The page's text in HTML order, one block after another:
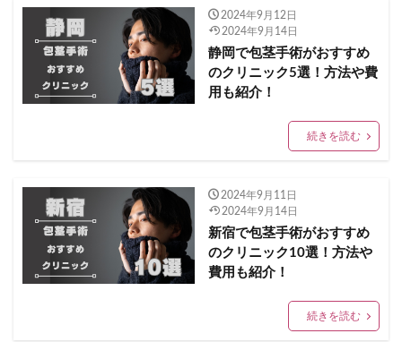
2024年9月12日
2024年9月14日
静岡で包茎手術がおすすめ
のクリニック5選！方法や費
用も紹介！
続きを読む
2024年9月11日
2024年9月14日
新宿で包茎手術がおすすめ
のクリニック10選！方法や
費用も紹介！
続きを読む